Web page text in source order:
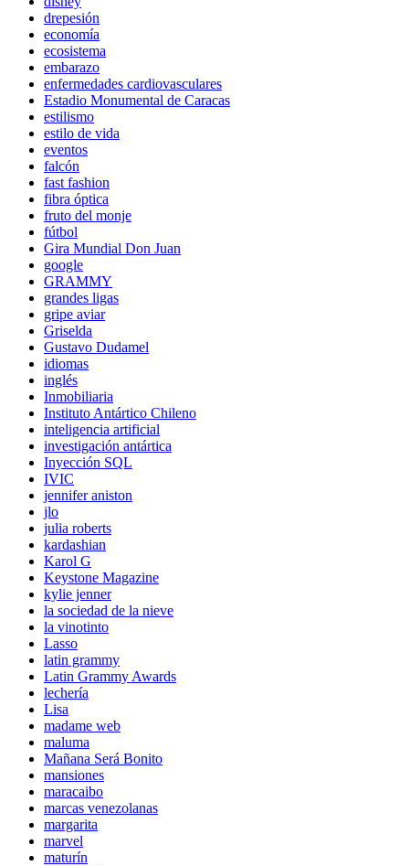
drepesión
economía
ecosistema
embarazo
enfermedades cardiovasculares
Estadio Monumental de Caracas
estilismo
estilo de vida
eventos
falcón
fast fashion
fibra óptica
fruto del monje
fútbol
Gira Mundial Don Juan
google
GRAMMY
grandes ligas
gripe aviar
Griselda
Gustavo Dudamel
idiomas
inglés
Inmobiliaria
Instituto Antártico Chileno
inteligencia artificial
investigación antártica
Inyección SQL
IVIC
jennifer aniston
jlo
julia roberts
kardashian
Karol G
Keystone Magazine
kylie jenner
la sociedad de la nieve
la vinotinto
Lasso
latin grammy
Latin Grammy Awards
lechería
Lisa
madame web
maluma
Mañana Será Bonito
mansiones
maracaibo
marcas venezolanas
margarita
marvel
maturín